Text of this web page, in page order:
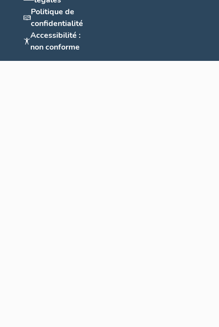
Politique de
confidentialité
Accessibilité :
non conforme